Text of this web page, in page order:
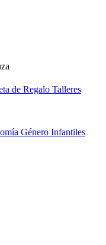
de Regalo Talleres
Género Infantiles